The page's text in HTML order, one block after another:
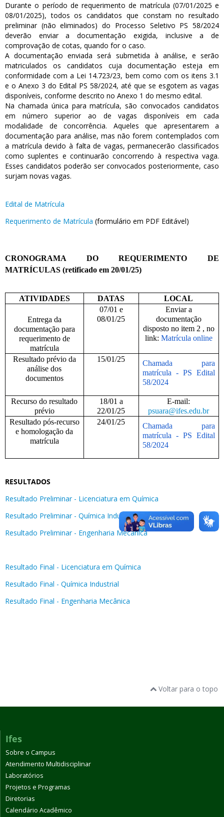
Durante o período de requerimento de matrícula (07/01/2025 e
08/01/2025), todos os candidatos que constam no resultado
preliminar (não eliminados) do Processo Seletivo PS 58/2024
deverão enviar a documentação exigida, inclusive a de
comprovação de cotas, quando for o caso.
A documentação enviada será submetida à análise, e serão
matriculados os candidatos cuja documentação esteja em
conformidade com a Lei 14.723/23, bem como com os itens 3.1
e o Anexo 3 do Edital PS 58/2024, até que se esgotem as vagas
disponíveis, conforme descrito no Anexo 1 do mesmo edital.
Na chamada única para matrícula, são convocados candidatos
em número superior ao de vagas disponíveis em cada
modalidade de concorrência. Aqueles que apresentarem a
documentação para análise, mas não forem contemplados com
a matrícula devido à falta de vagas, permanecerão classificados
como suplentes e continuarão concorrendo à respectiva vaga.
Esses candidatos poderão ser convocados posteriormente, caso
surjam novas vagas.
Edital de Matrícula
Requerimento de Matrícula (formulário em PDF Editável)
CRONOGRAMA DO REQUERIMENTO DE
MATRÍCULAS (retificado em 20/01/25)
ATIVIDADES DATAS LOCAL
Entrega da
documentação para
requerimento de
matrícula
07/01 e
08/01/25
Enviar a
documentação
disposto no item 2 , no
link: Matrícula online
Resultado prévio da
análise dos
documentos
15/01/25
Chamada para
matrícula - PS Edital
58/2024
Recurso do resultado
prévio
18/01 a
22/01/25
E-mail:
psuara@ifes.edu.br
Resultado pós-recurso
e homologação da
matrícula
24/01/25
Chamada para
matrícula - PS Edital
58/2024
RESULTADOS
Resultado Preliminar - Licenciatura em Química
Resultado Preliminar - Química Industrial
Resultado Preliminar - Engenharia Mecânica
Resultado Final - Licenciatura em Química
Resultado Final - Química Industrial
Resultado Final - Engenharia Mecânica
Voltar para o topo
Ifes
Sobre o Campus
Atendimento Multidisciplinar
Laboratórios
Projetos e Programas
Diretorias
Calendário Acadêmico